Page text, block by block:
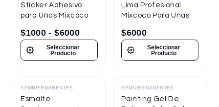
Sticker Adhesivo
para Uñas Mixcoco
$1000 - $6000
Seleccionar
Producto
Lima Profesional
Mixcoco Para Uñas
$6000
Seleccionar
Producto
Destacado
SEMIPERMANENTES
Esmalte
Destacado
SEMIPERMANENTES
Painting Gel De